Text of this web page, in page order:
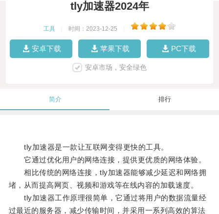
tly加速器2024年
工具 时间：2023-12-25
安卓下载 苹果下载 PC下载
安卓市场，安全绿色
简介 排行
tly加速器是一款让互联网变得更快的工具。
它通过优化用户的网络连接，提供更优质的网络体验。
相比传统的网络连接，tly加速器能够减少延迟和网络拥
堵，从而提高网页、视频和游戏等在线内容的加载速度。
tly加速器工作原理很简单，它通过将用户的数据流量经
过最近的服务器，减少传输时间，并采用一系列高效的算法